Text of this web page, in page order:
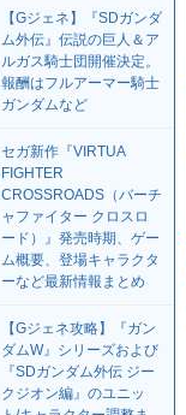
【Gジェネ】『SDガンダ
ム外伝』伝説の巨人＆ア
ルガス騎士団開催決定。
報酬はフルアーマー騎士
ガンダムなど
セガ新作『VIRTUA
FIGHTER
CROSSROADS（バーチ
ャファイター クロスロ
ード）』発売時期、ゲー
ム概要、登場キャラクタ
ーなど最新情報まとめ
【Gジェネ攻略】『ガン
ダムW』シリーズおよび
『SDガンダム外伝 ジー
クジオン編』のユニッ